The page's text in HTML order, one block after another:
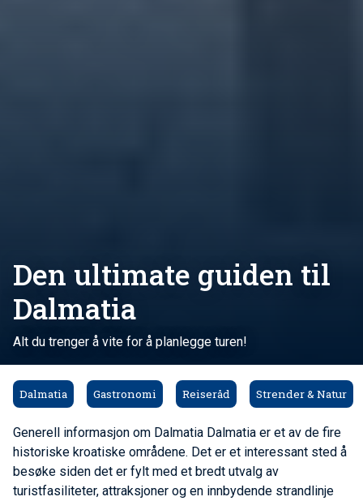
Den ultimate guiden til
Dalmatia
Alt du trenger å vite for å planlegge turen!
Dalmatia Gastronomi Reiseråd Strender & Natur
Generell informasjon om Dalmatia Dalmatia er et av de fire
historiske kroatiske områdene. Det er et interessant sted å
besøke siden det er fylt med et bredt utvalg av
turistfasiliteter, attraksjoner og en innbydende strandlinje